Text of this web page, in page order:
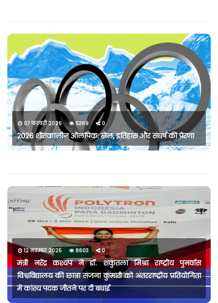
07 फरवरी 2026 5369 0
2026 शीतकालीन ओलंपिक: खेल, इतिहास और संघर्ष की प्रेरणा
12 नवम्बर 2025 8603 0
मंत्री नरेंद्र कश्यप ने डॉ. शकुंतला मिश्रा राष्ट्रीय पुनर्वास
विश्वविद्यालय की छात्रा संजना कुमारी को अंतरराष्ट्रीय प्रतियोगिता
में कांस्य पदक जीतने पर दी बधाई